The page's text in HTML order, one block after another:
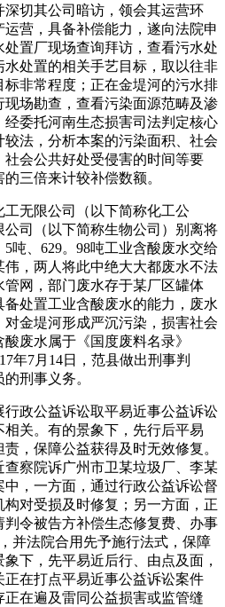
切其公司暗访，领会其运营环
营，具备补偿能力，遂向法院申
置厂现场查询拜访，查看污水处
处置的相关手艺目标，取以往非
非常程度；正在金堤河的污水排
现场勘查，查看污染面源范畴及渗
委托河南生态损害司法判定核心
法，分析本案的污染面积、社会
会公共好处受侵害的时间等要
三倍来计较补偿数额。
无限公司（以下简称化工公
司（以下简称生物公司）别离将
吨、629。98吨工业含酸废水交给
，两人将此中绝大大都废水不法
网，部门废水存于某厂区罐体
处置工业含酸废水的能力，废水
金堤河形成严沉污染，损害社会
废水属于《国度废料名录》
年7月14日，范县做出刑事判
刑事义务。
政公益诉讼取平易近事公益诉讼
关。有的景象下，先行后平易
，保障公益获得及时无效修复。
察院诉广州市卫某垃圾厂、李某
，一方面，通过行政公益诉讼督
对受损及时修复；另一方面，正
令被告方补偿生态修复费、办事
并法院合用先予施行法式，保障
下，先平易近后行、由点及面，
在打点平易近事公益诉讼案件
在遍及雷同公益损害或监管缝